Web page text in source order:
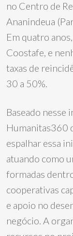
no Centro de
Ananindeua
Em quatro
Coostafe, e
taxas de
30 a 50%.
Baseado nesse
Humanitas360
espalhar essa
atuando como
formadas
cooperativas
e apoio no
negócio. A